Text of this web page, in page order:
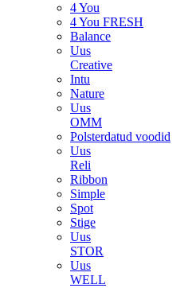
4 You
4 You FRESH
Balance
Uus
Creative
Intu
Nature
Uus
OMM
Polsterdatud voodid
Uus
Reli
Ribbon
Simple
Spot
Stige
Uus
STOR
Uus
WELL